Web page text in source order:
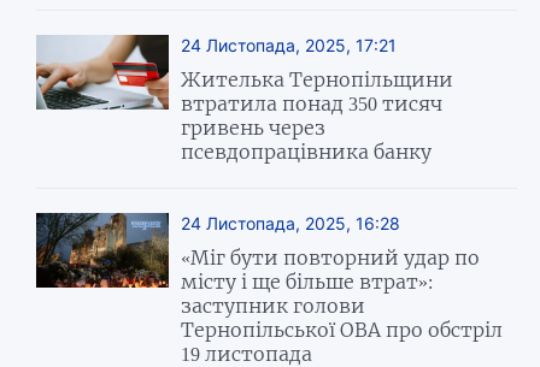
24 Листопада, 2025, 17:21
Жителька Тернопільщини
втратила понад 350 тисяч
гривень через
псевдопрацівника банку
24 Листопада, 2025, 16:28
«Міг бути повторний удар по
місту і ще більше втрат»:
заступник голови
Тернопільської ОВА про обстріл
19 листопада